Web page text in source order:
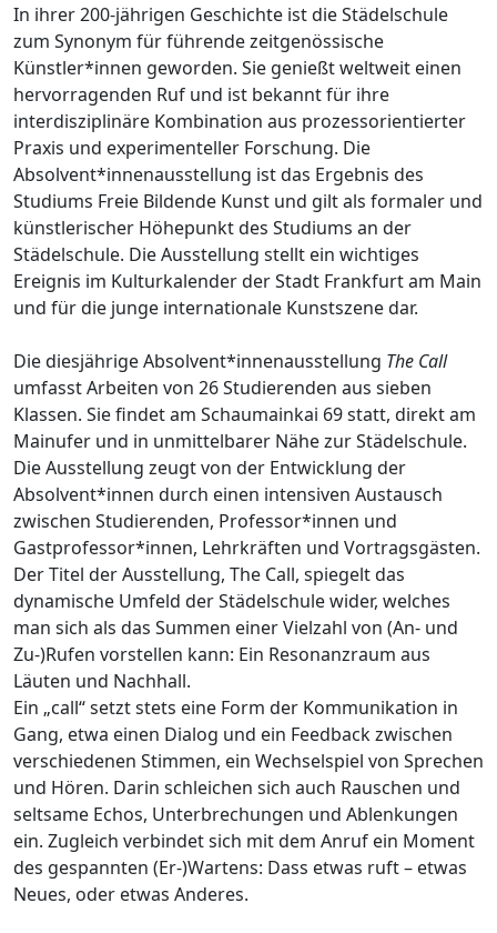
In ihrer 200-jährigen Geschichte ist die Städelschule
zum Synonym für führende zeitgenössische
Künstler*innen geworden. Sie genießt weltweit einen
hervorragenden Ruf und ist bekannt für ihre
interdisziplinäre Kombination aus prozessorientierter
Praxis und experimenteller Forschung. Die
Absolvent*innenausstellung ist das Ergebnis des
Studiums Freie Bildende Kunst und gilt als formaler und
künstlerischer Höhepunkt des Studiums an der
Städelschule. Die Ausstellung stellt ein wichtiges
Ereignis im Kulturkalender der Stadt Frankfurt am Main
und für die junge internationale Kunstszene dar.
Die diesjährige Absolvent*innenausstellung The Call
umfasst Arbeiten von 26 Studierenden aus sieben
Klassen. Sie findet am Schaumainkai 69 statt, direkt am
Mainufer und in unmittelbarer Nähe zur Städelschule.
Die Ausstellung zeugt von der Entwicklung der
Absolvent*innen durch einen intensiven Austausch
zwischen Studierenden, Professor*innen und
Gastprofessor*innen, Lehrkräften und Vortragsgästen.
Der Titel der Ausstellung, The Call, spiegelt das
dynamische Umfeld der Städelschule wider, welches
man sich als das Summen einer Vielzahl von (An- und
Zu-)Rufen vorstellen kann: Ein Resonanzraum aus
Läuten und Nachhall.
Ein „call“ setzt stets eine Form der Kommunikation in
Gang, etwa einen Dialog und ein Feedback zwischen
verschiedenen Stimmen, ein Wechselspiel von Sprechen
und Hören. Darin schleichen sich auch Rauschen und
seltsame Echos, Unterbrechungen und Ablenkungen
ein. Zugleich verbindet sich mit dem Anruf ein Moment
des gespannten (Er-)Wartens: Dass etwas ruft – etwas
Neues, oder etwas Anderes.